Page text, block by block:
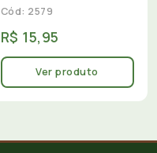
Cód: 2579
R$ 15,95
Ver produto